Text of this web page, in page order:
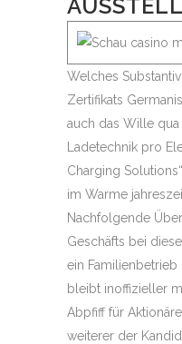
Welches
Zertifikats
auch das Wille
Ladetechnik pro
Charging
im Warme
Nachfolgende
Geschäfts bei
ein Familienbetrieb
bleibt inoffizieller
Abpfiff für
weiterer der